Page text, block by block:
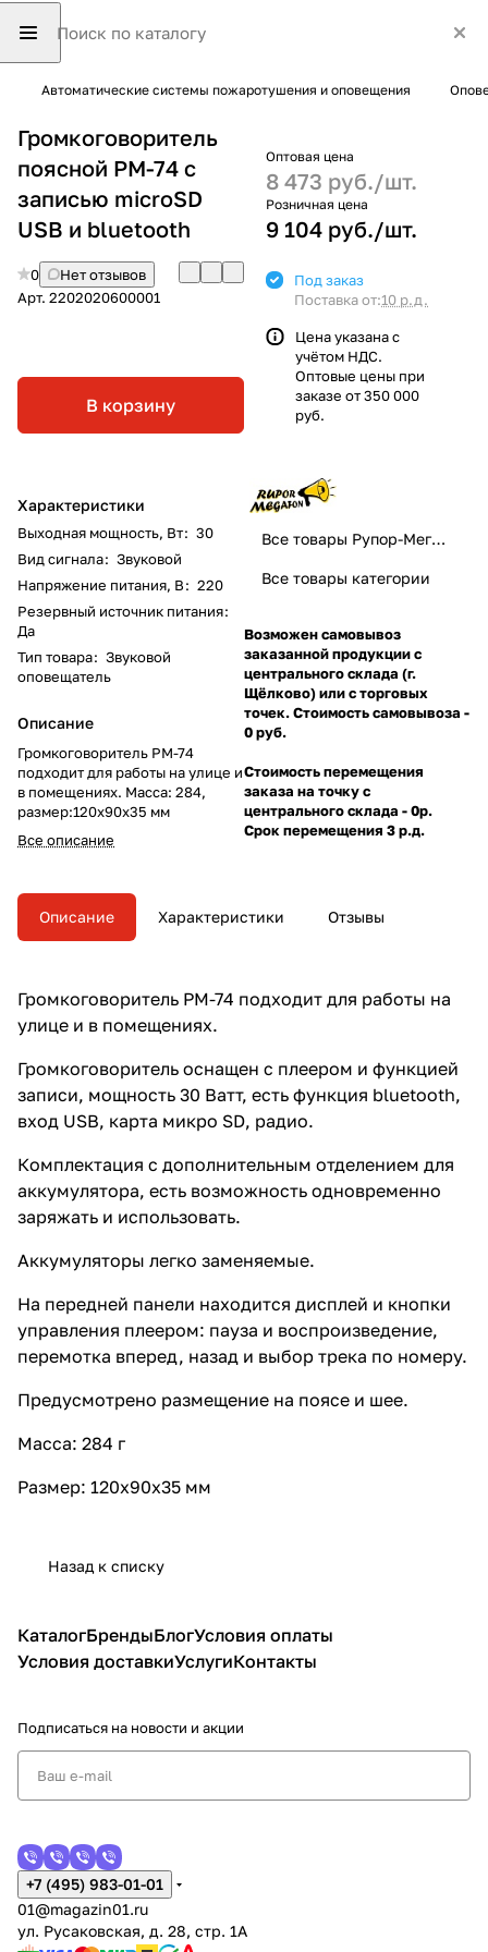
Автоматические системы пожаротушения и оповещения
Громкоговоритель
поясной РМ-74 с
записью microSD
USB и bluetooth
0
Нет отзывов
Арт. 2202020600001
В корзину
Характеристики
Выходная мощность, Вт: 30
Вид сигнала: Звуковой
Напряжение питания, В: 220
Резервный источник питания:
Да
Тип товара: Звуковой
оповещатель
Описание
Громкоговоритель РМ-74
подходит для работы на улице и
в помещениях. Масса: 284,
размер:120x90x35 мм
Все описание
Оптовая цена
8 473 руб./шт.
Розничная цена
9 104 руб./шт.
Под заказ
Поставка от:10 р.д.
Цена указана с
учётом НДС.
Оптовые цены при
заказе от 350 000
руб.
Все товары Рупор-Мегафон
Все товары категории
Возможен самовывоз
заказанной продукции с
центрального склада (г.
Щёлково) или с торговых
точек. Стоимость самовывоза -
0 руб.
Стоимость перемещения
заказа на точку с
центрального склада - 0р.
Срок перемещения 3 р.д.
Описание Характеристики Отзывы
Громкоговоритель РМ-74 подходит для работы на
улице и в помещениях.
Громкоговоритель оснащен с плеером и функцией
записи, мощность 30 Ватт, есть функция bluetooth,
вход USB, карта микро SD, радио.
Комплектация с дополнительным отделением для
аккумулятора, есть возможность одновременно
заряжать и использовать.
Аккумуляторы легко заменяемые.
На передней панели находится дисплей и кнопки
управления плеером: пауза и воспроизведение,
перемотка вперед, назад и выбор трека по номеру.
Предусмотрено размещение на поясе и шее.
Масса: 284 г
Размер: 120x90x35 мм
Назад к списку
КаталогБрендыБлогУсловия оплаты
Условия доставкиУслугиКонтакты
Подписаться на новости и акции
+7 (495) 983-01-01
01@magazin01.ru
ул. Русаковская, д. 28, стр. 1А